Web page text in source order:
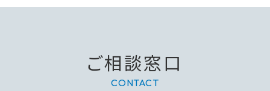
ご相談窓口
CONTACT